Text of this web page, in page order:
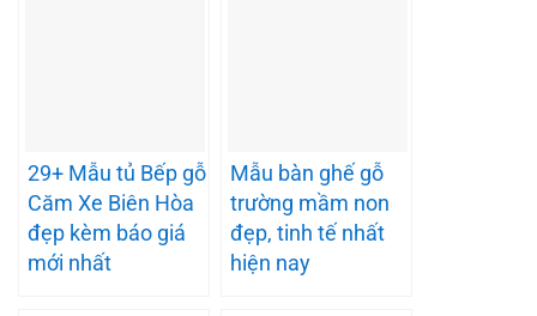
29+ Mẫu tủ Bếp gỗ
Căm Xe Biên Hòa
đẹp kèm báo giá
mới nhất
Mẫu bàn ghế gỗ
trường mầm non
đẹp, tinh tế nhất
hiện nay